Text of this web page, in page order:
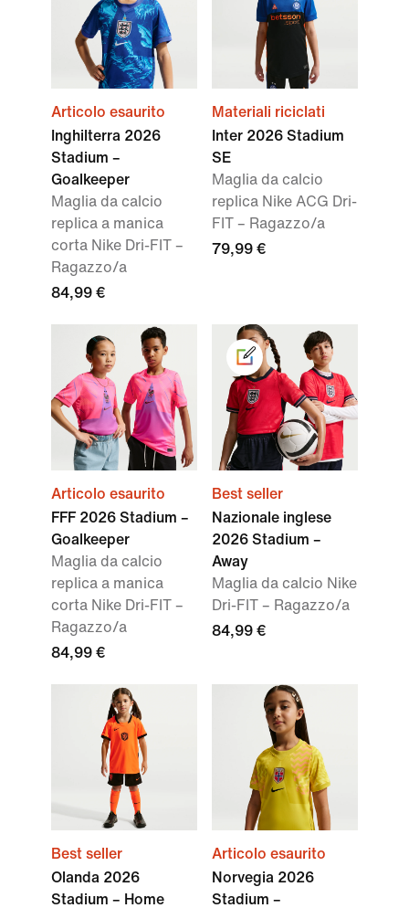
Articolo esaurito
Inghilterra 2026
Stadium –
Goalkeeper
Maglia da calcio
replica a manica
corta Nike Dri-FIT –
Ragazzo/a
84,99 €
Materiali riciclati
Inter 2026 Stadium
SE
Maglia da calcio
replica Nike ACG Dri-
FIT – Ragazzo/a
79,99 €
Articolo esaurito
FFF 2026 Stadium –
Goalkeeper
Maglia da calcio
replica a manica
corta Nike Dri-FIT –
Ragazzo/a
84,99 €
Best seller
Nazionale inglese
2026 Stadium –
Away
Maglia da calcio Nike
Dri-FIT – Ragazzo/a
84,99 €
Best seller
Olanda 2026
Stadium – Home
Articolo esaurito
Norvegia 2026
Stadium –